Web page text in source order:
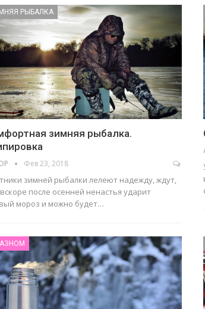
РЫБАЛКА
зимняя рыбалка.
Фев 23, 2018
зимней рыбалки лелеют надежду, ждут,
после осенней ненастья ударит
мороз и можно будет…